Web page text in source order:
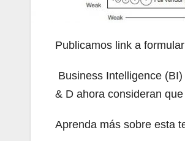
Publicamos link a
Business Intelligence
& D ahora consideran
Aprenda más sobre esta